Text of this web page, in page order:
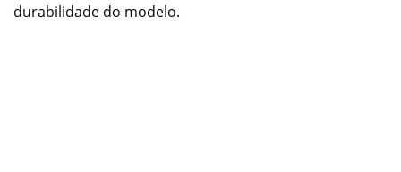
durabilidade do modelo.